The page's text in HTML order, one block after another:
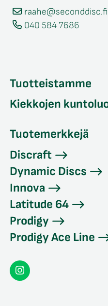
raahe@seconddisc.fi
040 584 7686
Tuotteistamme
Kiekkojen
Tuotemerkkejä
Discraft
Dynamic Discs
Innova
Latitude 64
Prodigy
Prodigy Ace Line
Seconddisc